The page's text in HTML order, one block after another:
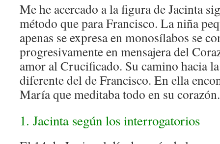
Me he acercado a la figura de Jacinta
método que para Francisco. La niña
apenas se expresa en monosílabos se
progresivamente en mensajera del
amor al Crucificado. Su camino hacia
diferente del de Francisco. En ella
María que meditaba todo en su corazón.
1. Jacinta según los interrogatorios